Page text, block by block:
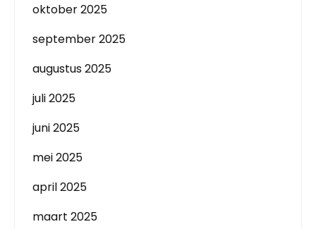
oktober 2025
september 2025
augustus 2025
juli 2025
juni 2025
mei 2025
april 2025
maart 2025